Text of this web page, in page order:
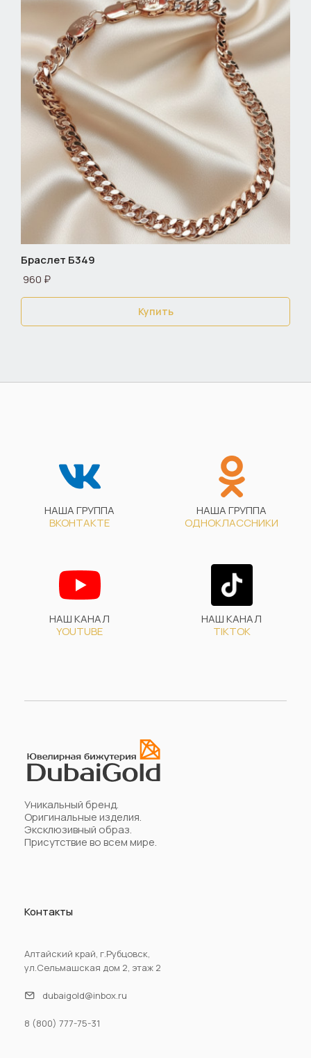
Браслет Б349
960 ₽
Купить
НАША ГРУППА
ВКОНТАКТЕ
НАША ГРУППА
ОДНОКЛАССНИКИ
НАШ КАНАЛ
YOUTUBE
НАШ КАНАЛ
TIKTOK
Уникальный бренд.
Оригинальные изделия.
Эксклюзивный образ.
Присутствие во всем мире.
Контакты
Алтайский край, г.Рубцовск,
ул.Сельмашская дом 2, этаж 2
dubaigold@inbox.ru
8 (800) 777-75-31